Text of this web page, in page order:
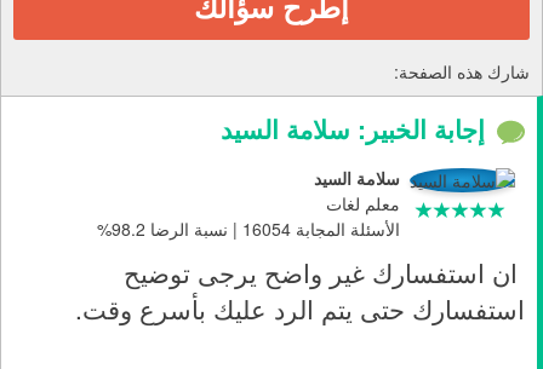
شارك هذه الصفحة:
إجابة الخبير: سلامة السيد
سلامة السيد
معلم لغات
الأسئلة المجابة 16054 | نسبة الرضا 98.2%
ان استفسارك غير واضح يرجى توضيح
استفسارك حتى يتم الرد عليك بأسرع وقت.